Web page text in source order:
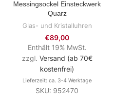
Messingsockel Einsteckwerk
Quarz
Glas- und Kristalluhren
€89,00
Enthält 19% MwSt.
zzgl. Versand (ab 70€
kostenfrei)
Lieferzeit: ca. 3-4 Werktage
SKU: 952470